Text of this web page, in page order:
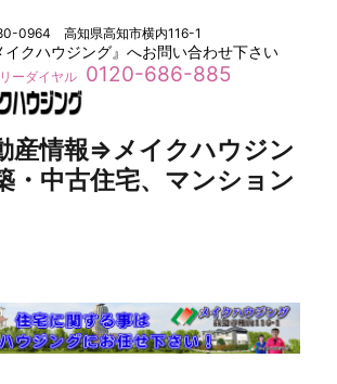
0964 高知県高知市横内116-1
イクハウジング』へお問い合わせ下さい
ーダイヤル 0120-686-885
産情報⇒メイクハウジン
・中古住宅、マンション